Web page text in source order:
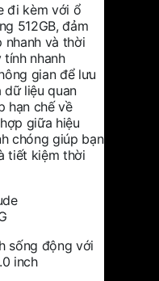
đi kèm với ổ
512GB, đảm
và thời
nhanh
gian để lưu
liệu quan
hạn chế về
giữa hiệu
chóng giúp bạn
tiết kiệm thời
sống động với
inch